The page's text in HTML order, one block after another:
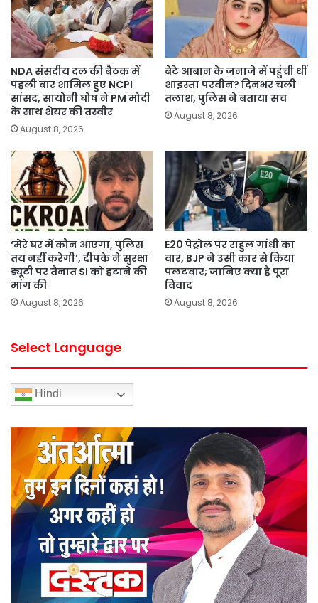
NDA संसदीय दल की बैठक में
पहली बार शामिल हुए NCPI
सांसद, सायोनी घोष ने PM मोदी
के साथ शेयर की तस्वीर
August 8, 2026
बेटे आबान के जनाजे में पहुंची थीं
शाइस्ता परवीन? दिनभर चली
तलाश, पुलिस ने बताया सच
August 8, 2026
‘मेरे घर में कौन आएगा, पुलिस
तय नहीं करेगी’, दीपके ने सुरक्षा
ड्यूटी पर तैनात SI को हटाने की
मांग की
August 8, 2026
E20 पेट्रोल पर राहुल गांधी का
वार, BJP ने उसी कार से किया
पलटवार; जानिए क्या है पूरा
विवाद
August 8, 2026
Select Language
Hindi